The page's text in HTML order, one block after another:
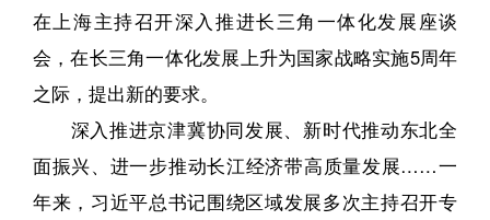
在上海主持召开深入推进长三角一体化发展座谈
会，在长三角一体化发展上升为国家战略实施5周年
之际，提出新的要求。
深入推进京津冀协同发展、新时代推动东北全
面振兴、进一步推动长江经济带高质量发展……一
年来，习近平总书记围绕区域发展多次主持召开专